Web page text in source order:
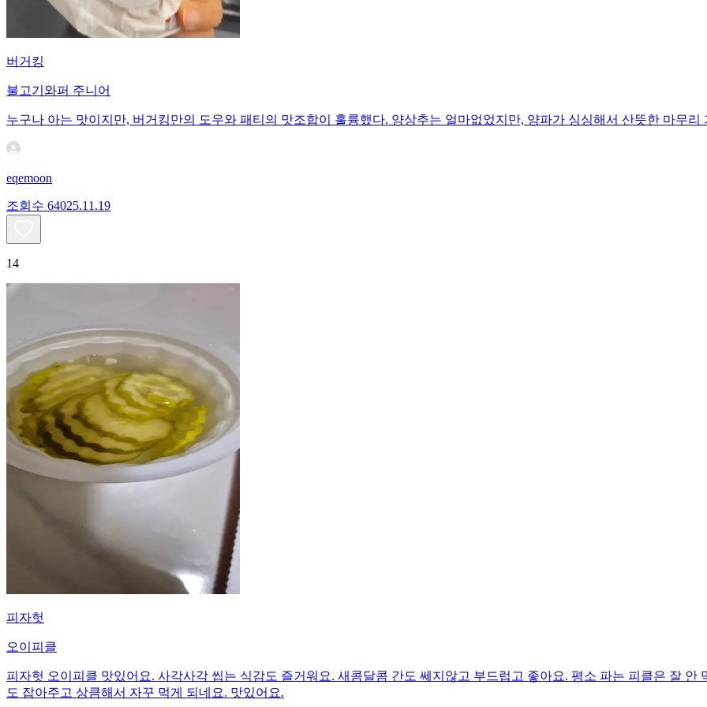
버거킹
불고기와퍼 주니어
누구나 아는 맛이지만, 버거킹만의 도우와 패티의 맛조합이 훌륭했다. 양상추는 얼마없었지만, 양파가 싱싱해서 산뜻한 마무리
eqemoon
조회수 64025.11.19
14
피자헛
오이피클
피자헛 오이피클 맛있어요. 사각사각 씹는 식감도 즐거워요. 새콤달콤 간도 쎄지않고 부드럽고 좋아요. 평소 파는 피클은 잘
도 잡아주고 상큼해서 자꾸 먹게 되네요. 맛있어요.